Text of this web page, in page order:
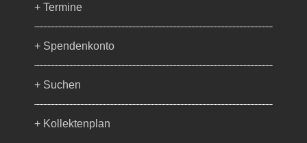
+ Termine
+ Spendenkonto
+ Suchen
+ Kollektenplan